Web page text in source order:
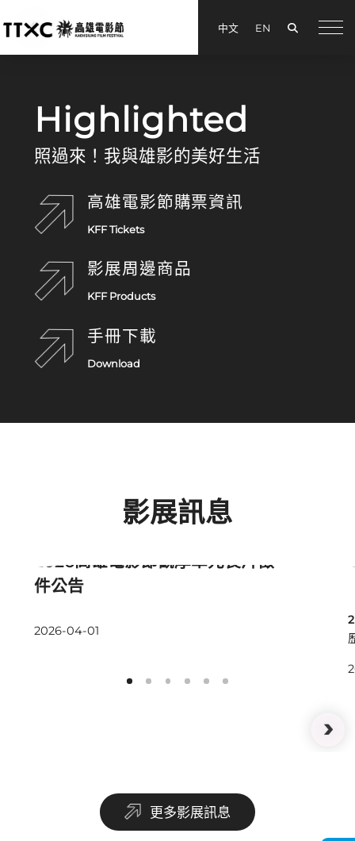
中文 EN
Highlighted
照過來！我與雄影的美好生活
高雄電影節購票資訊
KFF Tickets
影展周邊商品
KFF Products
手冊下載
Download
影展訊息
2026高雄電影節觀摩單元長片徵
件公告
2026-04-01
更多影展訊息